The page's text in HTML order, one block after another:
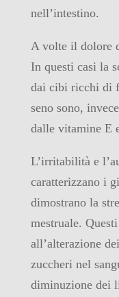
nell’intestino.
A volte il dolore
In questi casi la
dai cibi ricchi di
seno sono,
dalle vitamine E
L’irritabilità e
caratterizzano i
dimostrano la
mestruale.
all’alterazione
zuccheri nel
diminuzione dei